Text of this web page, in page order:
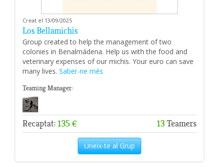
Creat el 13/09/2025
Los Bellamichis
Group created to help the management of two
colonies in Benalmádena. Help us with the food and
veterinary expenses of our michis. Your euro can save
many lives. Saber-ne més
Teaming Manager:
Recaptat: 135 € 13Teamers
Uneix-te al Grup